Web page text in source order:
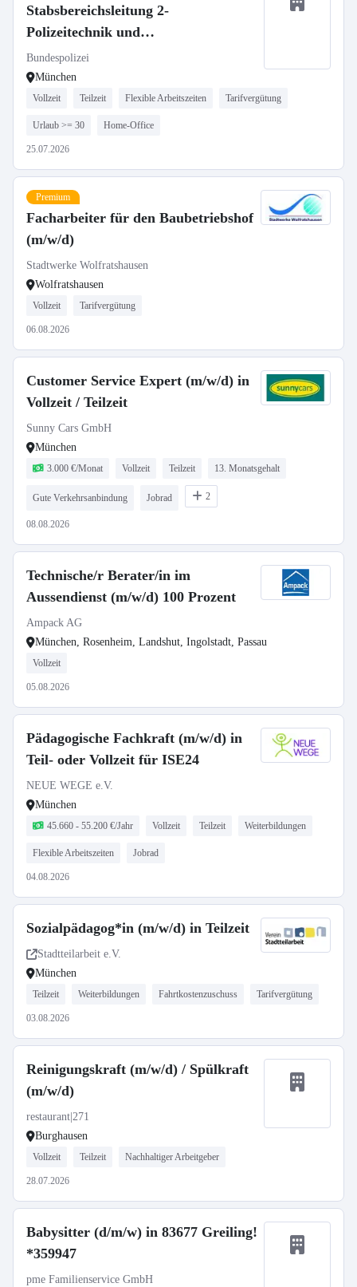
Stabsbereichsleitung 2-
Polizeitechnik und
Materialmanagement
Bundespolizei
München
Vollzeit Teilzeit Flexible Arbeitszeiten Tarifvergütung
Urlaub >= 30 Home-Office
25.07.2026
Premium
Facharbeiter für den Baubetriebshof
(m/w/d)
Stadtwerke Wolfratshausen
Wolfratshausen
Vollzeit Tarifvergütung
06.08.2026
Customer Service Expert (m/w/d) in
Vollzeit / Teilzeit
Sunny Cars GmbH
München
3.000 €/Monat Vollzeit Teilzeit 13. Monatsgehalt
Gute Verkehrsanbindung Jobrad 2
08.08.2026
Technische/r Berater/in im
Aussendienst (m/w/d) 100 Prozent
Ampack AG
München, Rosenheim, Landshut, Ingolstadt, Passau
Vollzeit
05.08.2026
Pädagogische Fachkraft (m/w/d) in
Teil- oder Vollzeit für ISE24
NEUE WEGE e.V.
München
45.660 - 55.200 €/Jahr Vollzeit Teilzeit Weiterbildungen
Flexible Arbeitszeiten Jobrad
04.08.2026
Sozialpädagog*in (m/w/d) in Teilzeit
Stadtteilarbeit e.V.
München
Teilzeit Weiterbildungen Fahrtkostenzuschuss Tarifvergütung
03.08.2026
Reinigungskraft (m/w/d) / Spülkraft
(m/w/d)
restaurant|271
Burghausen
Vollzeit Teilzeit Nachhaltiger Arbeitgeber
28.07.2026
Babysitter (d/m/w) in 83677 Greiling!
*359947
pme Familienservice GmbH